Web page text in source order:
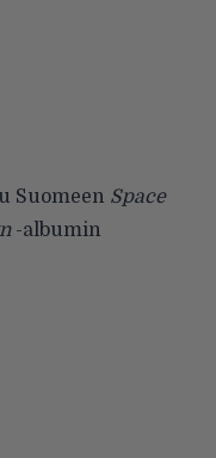
Suomeen Space
-albumin